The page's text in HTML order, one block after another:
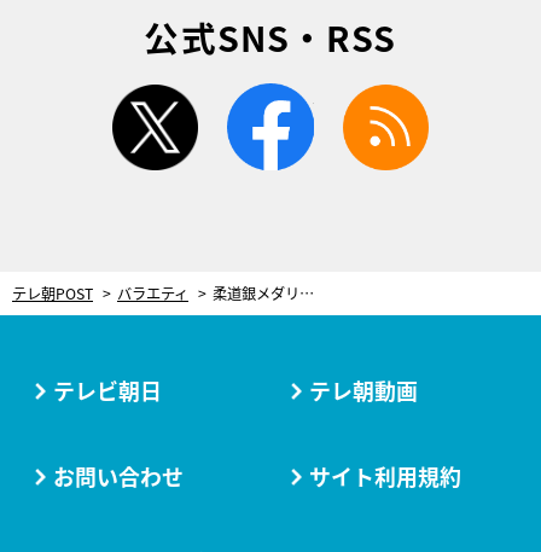
公式SNS・RSS
twitter facebook
テレ朝POST バラエティ 柔道銀メダリスト・村尾三四郎、パリオリンピック後に起こした“珍事件”に一同大爆笑！
テレビ朝日 テレ朝動画
お問い合わせ サイト利用規約